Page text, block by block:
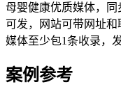
母婴健康优质媒体，
可发，网站可带网址
媒体至少包1条收录，
案例参考